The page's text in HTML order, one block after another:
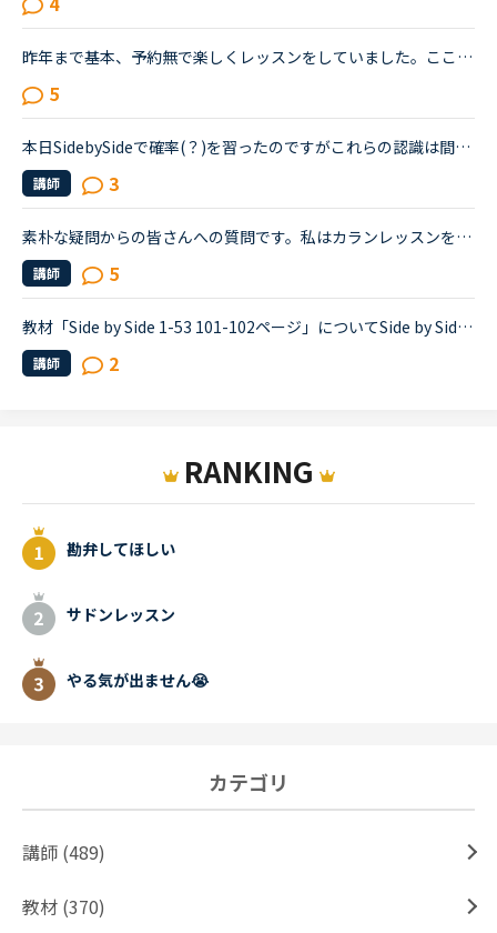
昨年まで基本、予約無で楽しくレッスンをしていました。ここ最近ではキャンペーンの予約1回でなんとか1日2.3回平均でやっています。その予約権利も月末でなくなりますし、お気に入りリストに多数の先生を常備して...
5
本日SidebySideで確率(？)を習ったのですがこれらの認識は間違いないですか？Always 100%Usually 90%often 75%sometimes 50%rarely 10%never 0%よろしくお願いします。(ko**)
講師 3
素朴な疑問からの皆さんへの質問です。私はカランレッスンを除くと、お気に入りに入っている先生は約20人なのですが、今すぐレッスンで受けたいな、と思っても、青ランプになってることが滅多になく、結局 新規...
講師 5
教材「Side by Side 1-53 101-102ページ」についてSide by SideでUsually などの確率(？)を示すところにalways, Usuallyなどありますよね。その中の、rarelyの意味がイマイチよくわかりません。日本語で示すとど...
講師 2
RANKING
勘弁してほしい
サドンレッスン
やる気が出ません😭
カテゴリ
講師 (489)
教材 (370)